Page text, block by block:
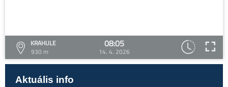
KRAHULE
930 m
08:05
14. 4. 2026
Aktuális info